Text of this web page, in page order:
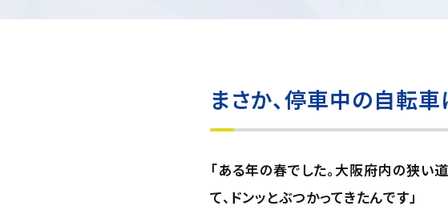
まさか、停車中の自転
「ある年の春でした。大阪府内の狭い
て、ドンッとぶつかってきたんです」